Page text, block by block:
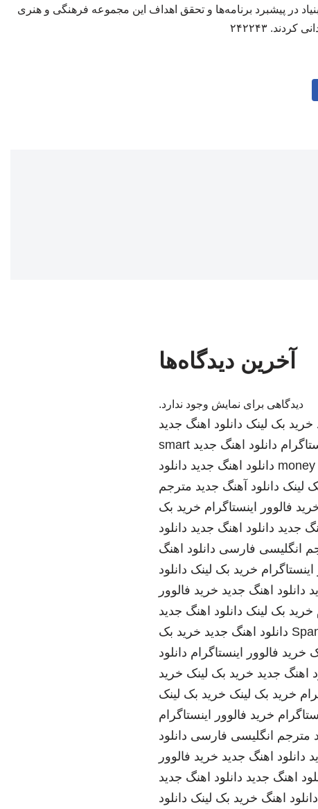
در پیشبرد برنامه‌ها و تحقق اهداف این مجموعه فرهنگی و هنری
کردند. ۲۴۲۲۴۳
آخرین دیدگاه‌ها
دیدگاهی برای نمایش وجود ندارد.
خرید بک لینک دانلود اهنگ جدید
دانلود اهنگ جدید smart
money دانلود اهنگ جدید دانلود
لینک دانلود آهنگ جدید مترجم
فالوور اینستاگرام خرید بک
جدید دانلود اهنگ جدید دانلود
انگلیسی فارسی دانلود اهنگ
خرید بک لینک دانلود
دانلود اهنگ جدید خرید فالوور
خرید بک لینک دانلود اهنگ جدید
دانلود اهنگ جدید خرید بک
خرید فالوور اینستاگرام دانلود
اهنگ جدید خرید بک لینک خرید
خرید بک لینک خرید بک لینک
خرید فالوور اینستاگرام
مترجم انگلیسی فارسی دانلود
دانلود اهنگ جدید خرید فالوور
اهنگ جدید دانلود اهنگ جدید
دانلود اهنگ خرید بک لینک دانلود